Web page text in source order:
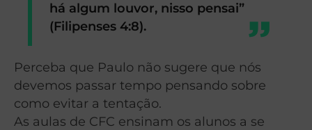
há algum louvor, nisso pensai”
(Filipenses 4:8).
Perceba que Paulo não sugere que nós
devemos passar tempo pensando sobre
como evitar a tentação.
As aulas de CFC ensinam os alunos a se